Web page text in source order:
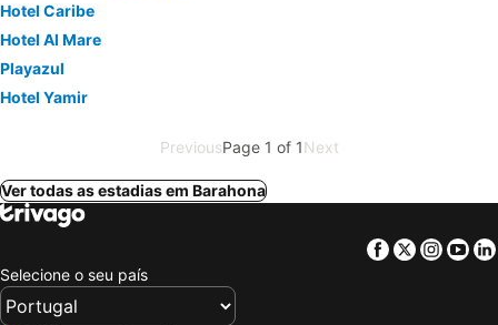
Hotel Caribe
Hotel Al Mare
Playazul
Hotel Yamir
PreviousPage 1 of 1Next
Ver todas as estadias em Barahona
Facebook
Twitter
Selecione o seu país